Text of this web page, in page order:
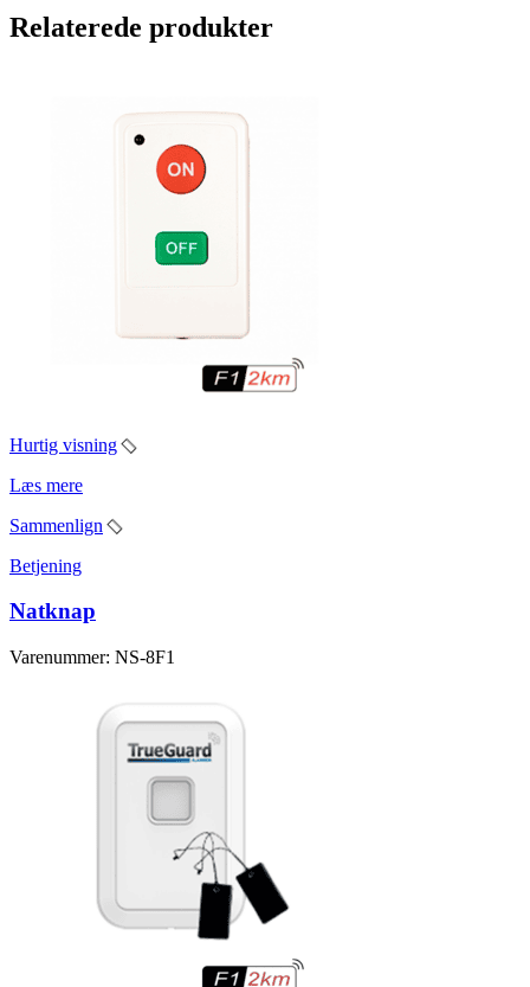
Relaterede produkter
Hurtig visning
Læs mere
Sammenlign
Betjening
Natknap
Varenummer: NS-8F1